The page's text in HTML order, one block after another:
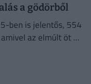
a gödörből
ben is jelentős, 554
az elmúlt öt év